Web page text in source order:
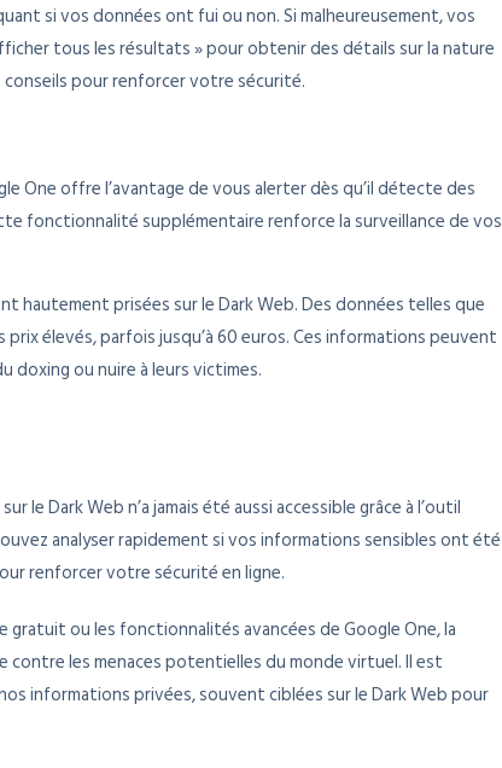
si vos données ont fui ou non. Si malheureusement, vos
tous les résultats » pour obtenir des détails sur la nature
pour renforcer votre sécurité.
One offre l’avantage de vous alerter dès qu’il détecte des
fonctionnalité supplémentaire renforce la surveillance de vos
prisées sur le Dark Web. Des données telles que
élevés, parfois jusqu’à 60 euros. Ces informations peuvent
ou nuire à leurs victimes.
le Dark Web n’a jamais été aussi accessible grâce à l’outil
analyser rapidement si vos informations sensibles ont été
renforcer votre sécurité en ligne.
ou les fonctionnalités avancées de Google One, la
les menaces potentielles du monde virtuel. Il est
informations privées, souvent ciblées sur le Dark Web pour